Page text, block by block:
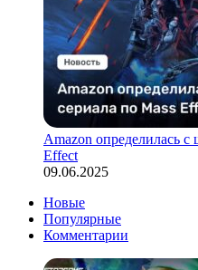
Amazon определилась
Effect
09.06.2025
Новые
Популярные
Комментарии